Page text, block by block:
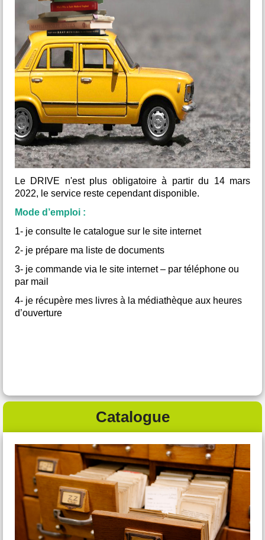
dans la salle sous la mairie à Fondamente. Une
belle occasion de continuer l’aventure, de découvrir les
bases de la langue et de plonger un peu plus dans la
culture japonaise - le tout dans une ambiance conviviale et
accessible à tous.
Renseignement au 06.87.43.24.70
OUVERT à TOUS
Le DRIVE n'est plus obligatoire à partir du 14 mars
2022, le service reste cependant disponible.
Mode d’emploi :
1- je consulte le catalogue sur le site internet
2- je prépare ma liste de documents
3- je commande via le site internet – par téléphone ou
par mail
4- je récupère mes livres à la médiathèque aux heures
d’ouverture
Catalogue